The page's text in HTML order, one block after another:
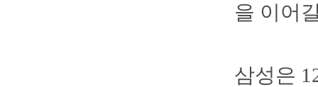
을 이어
삼성은